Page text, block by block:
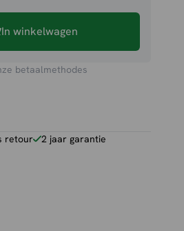
In winkelwagen
betaalmethodes
retour 2 jaar garantie